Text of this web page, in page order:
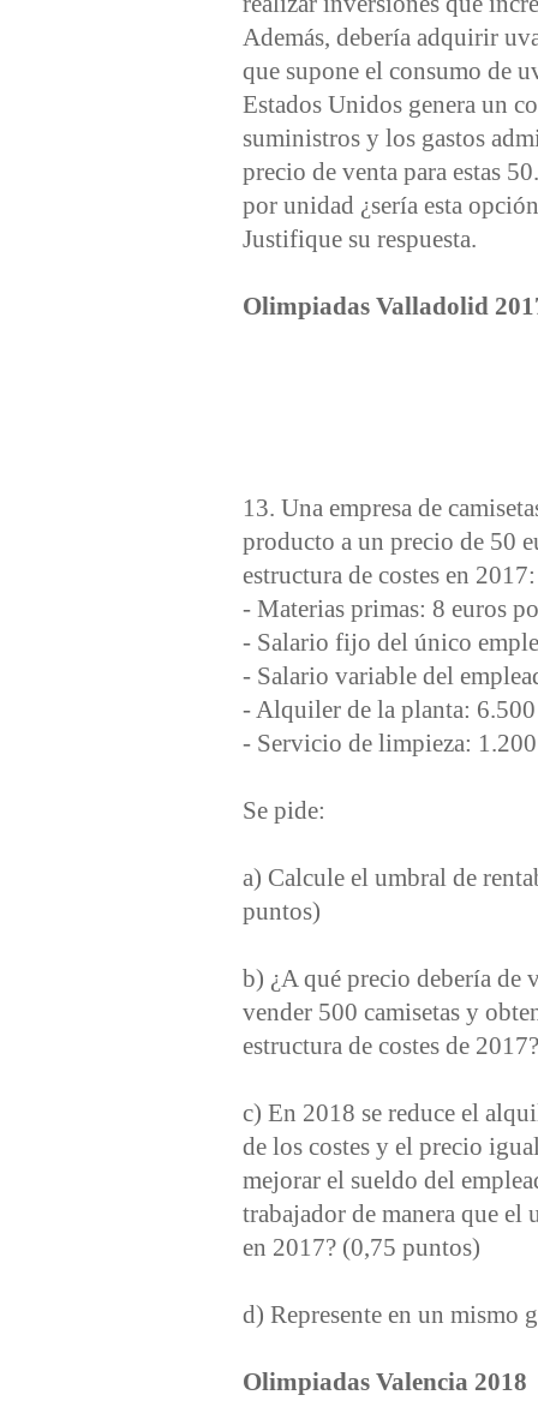
Además, debería adquirir
que supone el consumo de
Estados Unidos genera un
suministros y los gastos
precio de venta para estas
por unidad ¿sería esta
Justifique su respuesta.
Olimpiadas Valladolid
13. Una empresa de
producto a un precio de 50
estructura de costes en 2017:
- Materias primas: 8 euros
- Salario fijo del único
- Salario variable del
- Alquiler de la planta: 6.500
- Servicio de limpieza: 1.200
Se pide:
a) Calcule el umbral de
puntos)
b) ¿A qué precio debería de
vender 500 camisetas y
estructura de costes de
c) En 2018 se reduce el
de los costes y el precio
mejorar el sueldo del
trabajador de manera que
en 2017? (0,75 puntos)
d) Represente en un mismo
Olimpiadas Valencia 2018